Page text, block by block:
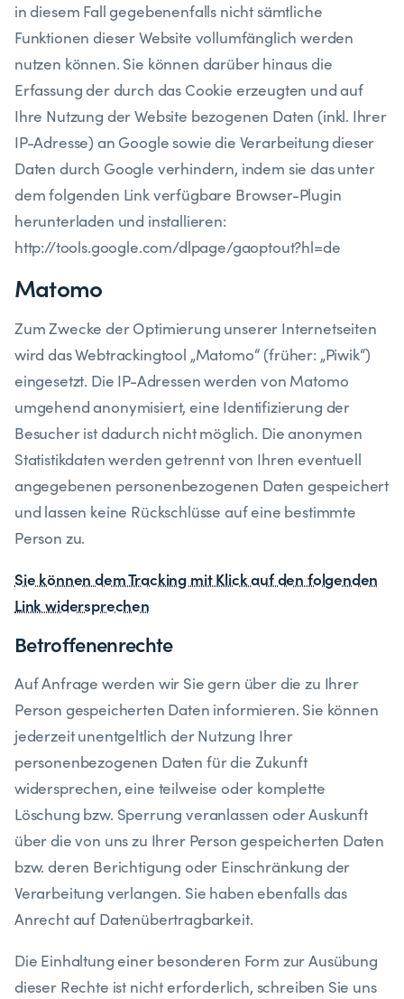
in diesem Fall gegebenenfalls nicht sämtliche
Funktionen dieser Website vollumfänglich werden
nutzen können. Sie können darüber hinaus die
Erfassung der durch das Cookie erzeugten und auf
Ihre Nutzung der Website bezogenen Daten (inkl. Ihrer
IP-Adresse) an Google sowie die Verarbeitung dieser
Daten durch Google verhindern, indem sie das unter
dem folgenden Link verfügbare Browser-Plugin
herunterladen und installieren:
http://tools.google.com/dlpage/gaoptout?hl=de
Matomo
Zum Zwecke der Optimierung unserer Internetseiten
wird das Webtrackingtool „Matomo“ (früher: „Piwik“)
eingesetzt. Die IP-Adressen werden von Matomo
umgehend anonymisiert, eine Identifizierung der
Besucher ist dadurch nicht möglich. Die anonymen
Statistikdaten werden getrennt von Ihren eventuell
angegebenen personenbezogenen Daten gespeichert
und lassen keine Rückschlüsse auf eine bestimmte
Person zu.
Sie können dem Tracking mit Klick auf den folgenden
Link widersprechen
​Betroffenenrechte
Auf Anfrage werden wir Sie gern über die zu Ihrer
Person gespeicherten Daten informieren. Sie können
jederzeit unentgeltlich der Nutzung Ihrer
personenbezogenen Daten für die Zukunft
widersprechen, eine teilweise oder komplette
Löschung bzw. Sperrung veranlassen oder Auskunft
über die von uns zu Ihrer Person gespeicherten Daten
bzw. deren Berichtigung oder Einschränkung der
Verarbeitung verlangen. Sie haben ebenfalls das
Anrecht auf Datenübertragbarkeit.
​Die Einhaltung einer besonderen Form zur Ausübung
dieser Rechte ist nicht erforderlich, schreiben Sie uns